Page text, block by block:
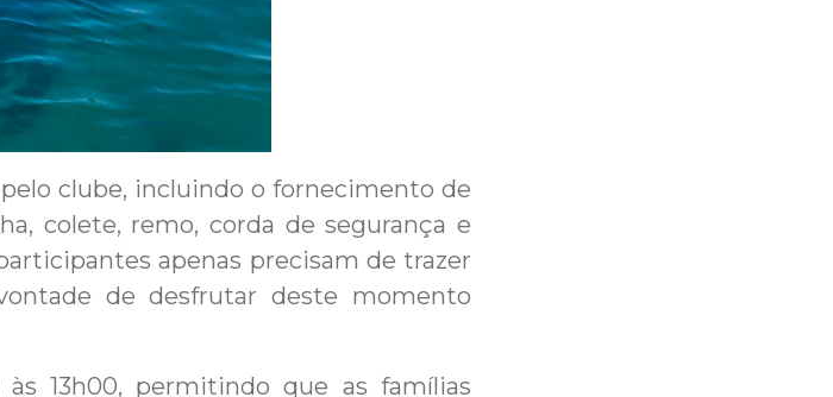
clube, incluindo o fornecimento de
colete, remo, corda de segurança e
apenas precisam de trazer
de desfrutar deste momento
13h00, permitindo que as famílias